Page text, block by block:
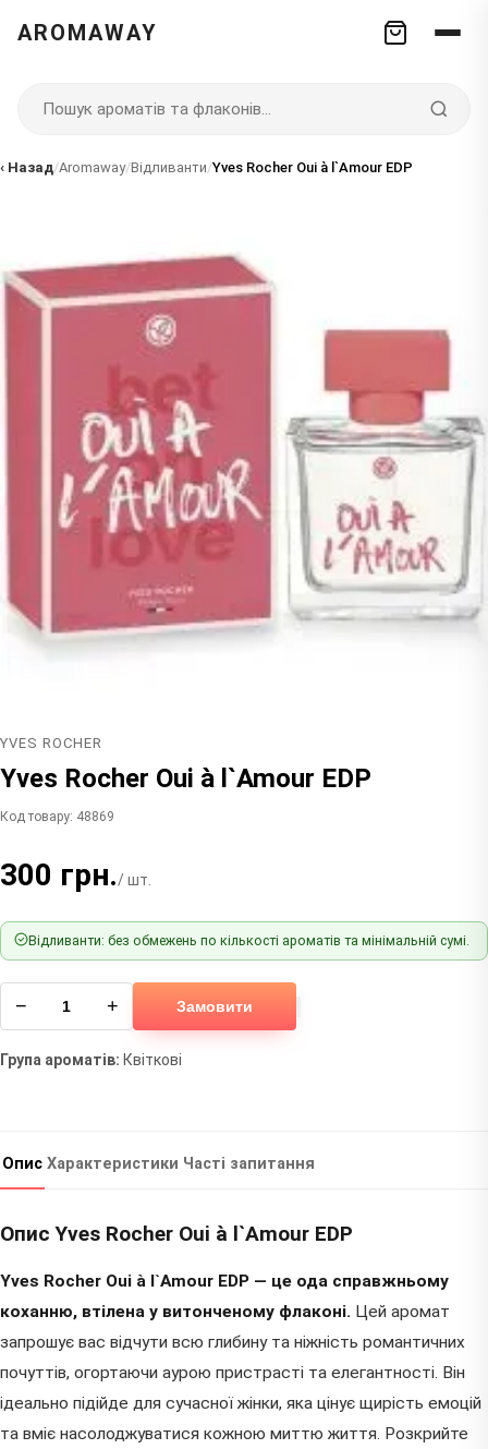
AROMAWAY
‹ Назад/Aromaway/Відливанти/Yves Rocher Oui à l`Amour EDP
YVES ROCHER
Yves Rocher Oui à l`Amour EDP
Код товару: 48869
300 грн./ шт.
Відливанти: без обмежень по кількості ароматів та мінімальній сумі.
− + Замовити
Група ароматів: Квіткові
Опис Характеристики Часті запитання
Опис Yves Rocher Oui à l`Amour EDP
Yves Rocher Oui à l`Amour EDP — це ода справжньому
коханню, втілена у витонченому флаконі. Цей аромат
запрошує вас відчути всю глибину та ніжність романтичних
почуттів, огортаючи аурою пристрасті та елегантності. Він
ідеально підійде для сучасної жінки, яка цінує щирість емоцій
та вміє насолоджуватися кожною миттю життя. Розкрийте